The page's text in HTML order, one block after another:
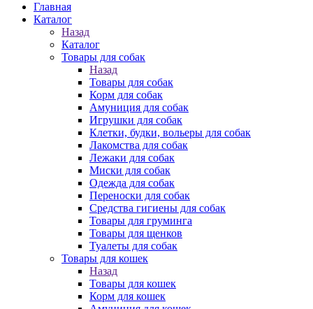
Главная
Каталог
Назад
Каталог
Товары для собак
Назад
Товары для собак
Корм для собак
Амуниция для собак
Игрушки для собак
Клетки, будки, вольеры для собак
Лакомства для собак
Лежаки для собак
Миски для собак
Одежда для собак
Переноски для собак
Средства гигиены для собак
Товары для груминга
Товары для щенков
Туалеты для собак
Товары для кошек
Назад
Товары для кошек
Корм для кошек